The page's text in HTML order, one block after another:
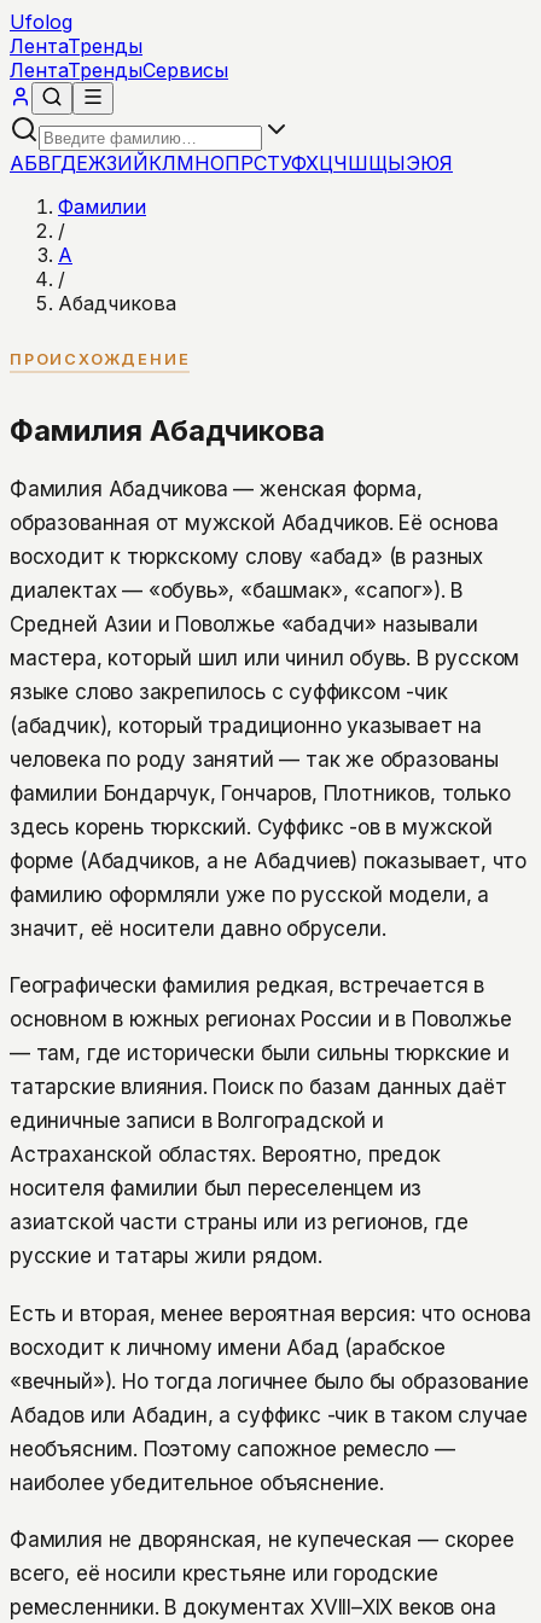
Ufolog
ЛентаТренды
ЛентаТрендыСервисы
АБВГДЕЖЗИЙКЛМНОПРСТУФХЦЧШЩЫЭЮЯ
Фамилии
/
А
/
Абадчикова
ПРОИСХОЖДЕНИЕ
Фамилия Абадчикова
Фамилия Абадчикова — женская форма,
образованная от мужской Абадчиков. Её основа
восходит к тюркскому слову «абад» (в разных
диалектах — «обувь», «башмак», «сапог»). В
Средней Азии и Поволжье «абадчи» называли
мастера, который шил или чинил обувь. В русском
языке слово закрепилось с суффиксом -чик
(абадчик), который традиционно указывает на
человека по роду занятий — так же образованы
фамилии Бондарчук, Гончаров, Плотников, только
здесь корень тюркский. Суффикс -ов в мужской
форме (Абадчиков, а не Абадчиев) показывает, что
фамилию оформляли уже по русской модели, а
значит, её носители давно обрусели.
Географически фамилия редкая, встречается в
основном в южных регионах России и в Поволжье
— там, где исторически были сильны тюркские и
татарские влияния. Поиск по базам данных даёт
единичные записи в Волгоградской и
Астраханской областях. Вероятно, предок
носителя фамилии был переселенцем из
азиатской части страны или из регионов, где
русские и татары жили рядом.
Есть и вторая, менее вероятная версия: что основа
восходит к личному имени Абад (арабское
«вечный»). Но тогда логичнее было бы образование
Абадов или Абадин, а суффикс -чик в таком случае
необъясним. Поэтому сапожное ремесло —
наиболее убедительное объяснение.
Фамилия не дворянская, не купеческая — скорее
всего, её носили крестьяне или городские
ремесленники. В документах XVIII–XIX веков она